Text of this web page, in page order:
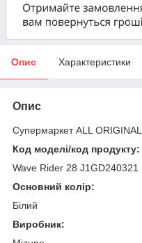
Опис Характеристики
Опис
Супермаркет ALL
Код моделі/код продукту:
Wave Rider 28 J1GD240321
Основний колір:
Білий
Виробник: